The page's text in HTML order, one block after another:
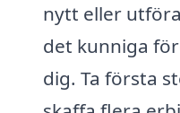
nytt eller
det kunniga
dig. Ta första